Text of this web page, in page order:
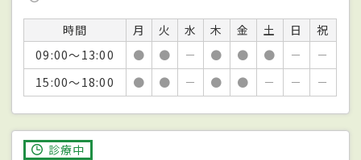
時間 月 火 水 木 金 土 日
祝
09:00～13:00
● ● － ● ● ● －
－
15:00～18:00
● ● － ● ● － － －
診療中